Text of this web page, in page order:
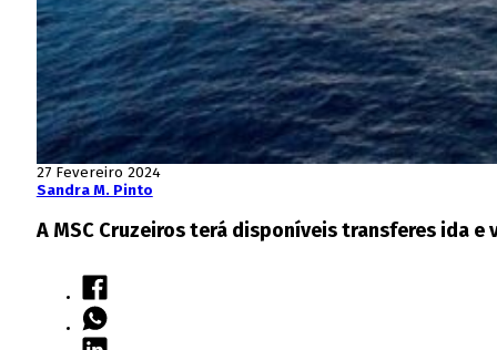
27 Fevereiro 2024
Sandra M. Pinto
A MSC Cruzeiros terá disponíveis transferes ida